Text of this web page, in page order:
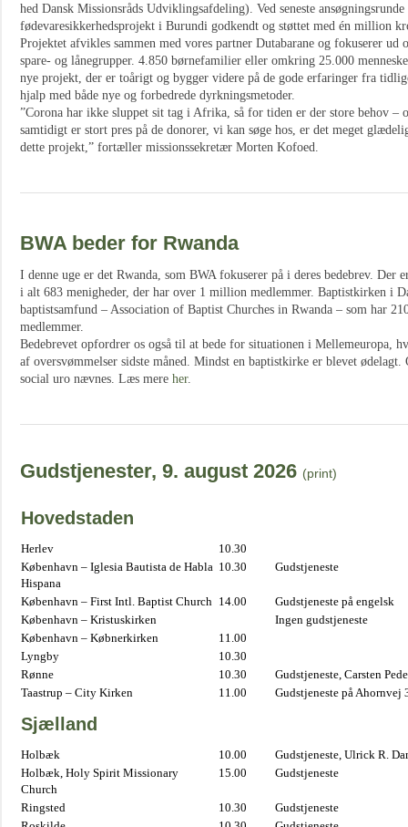
hed Dansk Missionsråds Udviklingsafdeling). Ved seneste
fødevaresikkerhedsprojekt i Burundi godkendt og støttet med én million
Projektet afvikles sammen med vores partner Dutabarane og fokuserer ud
spare- og lånegrupper. 4.850 børnefamilier eller omkring 25.000
nye projekt, der er toårigt og bygger videre på de gode erfaringer fra
hjalp med både nye og forbedrede dyrkningsmetoder.
”Corona har ikke sluppet sit tag i Afrika, så for tiden er der store behov –
samtidigt er stort pres på de donorer, vi kan søge hos, er det meget
dette projekt,” fortæller missionssekretær Morten Kofoed.
BWA beder for Rwanda
I denne uge er det Rwanda, som BWA fokuserer på i deres bedebrev. Der
i alt 683 menigheder, der har over 1 million medlemmer. Baptistkirken i
baptistsamfund – Association of Baptist Churches in Rwanda – som har
medlemmer.
Bedebrevet opfordrer os også til at bede for situationen i Mellemeuropa,
af oversvømmelser sidste måned. Mindst en baptistkirke er blevet
social uro nævnes. Læs mere her.
Gudstjenester, 9. august 2026 (print)
Hovedstaden
Herlev
10.30
København – Iglesia Bautista de Habla
Hispana
10.30 Gudstjeneste
København – First Intl. Baptist Church 14.00
Gudstjeneste på engelsk
København – Kristuskirken
Ingen gudstjeneste
København – Købnerkirken
11.00
Lyngby
10.30
Rønne
10.30
Gudstjeneste, Carsten
Taastrup – City Kirken
11.00 Gudstjeneste på Ahornvej
Sjælland
Holbæk 10.00
Gudstjeneste, Ulrick R.
Holbæk, Holy Spirit Missionary
Church
15.00 Gudstjeneste
Ringsted 10.30
Gudstjeneste